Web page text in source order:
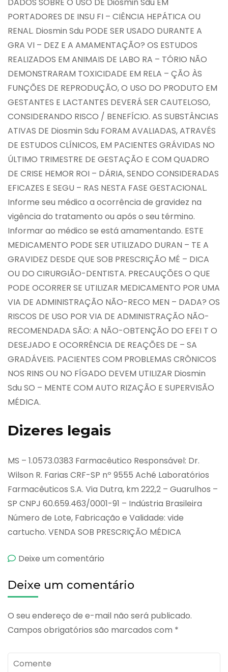
PORTADORES DE INSU FI – CIÊNCIA HEPÁTICA OU
RENAL. Diosmin Sdu PODE SER USADO DURANTE A
GRA VI – DEZ E A AMAMENTAÇÃO? OS ESTUDOS
REALIZADOS EM ANIMAIS DE LABO RA – TÓRIO NÃO
DEMONSTRARAM TOXICIDADE EM RELA – ÇÃO ÀS
FUNÇÕES DE REPRODUÇÃO, O USO DO PRODUTO EM
GESTANTES E LACTANTES DEVERÁ SER CAUTELOSO,
CONSIDERANDO RISCO / BENEFÍCIO. AS SUBSTÂNCIAS
ATIVAS DE Diosmin Sdu FORAM AVALIADAS, ATRAVÉS
DE ESTUDOS CLÍNICOS, EM PACIENTES GRÁVIDAS NO
ÚLTIMO TRIMESTRE DE GESTAÇÃO E COM QUADRO
DE CRISE HEMOR ROI – DÁRIA, SENDO CONSIDERADAS
EFICAZES E SEGU – RAS NESTA FASE GESTACIONAL.
Informe seu médico a ocorrência de gravidez na
vigência do tratamento ou após o seu término.
Informar ao médico se está amamentando. ESTE
MEDICAMENTO PODE SER UTILIZADO DURAN – TE A
GRAVIDEZ DESDE QUE SOB PRESCRIÇÃO MÉ – DICA
OU DO CIRURGIÃO-DENTISTA. PRECAUÇÕES O QUE
PODE OCORRER SE UTILIZAR MEDICAMENTO POR UMA
VIA DE ADMINISTRAÇÃO NÃO-RECO MEN – DADA? OS
RISCOS DE USO POR VIA DE ADMINISTRAÇÃO NÃO-
RECOMENDADA SÃO: A NÃO-OBTENÇÃO DO EFEI T O
DESEJADO E OCORRÊNCIA DE REAÇÕES DE – SA
GRADÁVEIS. PACIENTES COM PROBLEMAS CRÔNICOS
NOS RINS OU NO FÍGADO DEVEM UTILIZAR Diosmin
Sdu SO – MENTE COM AUTO RIZAÇÃO E SUPERVISÃO
MÉDICA.
Dizeres legais
MS – 1.0573.0383 Farmacêutico Responsável: Dr.
Wilson R. Farias CRF-SP nº 9555 Aché Laboratórios
Farmacêuticos S.A. Via Dutra, km 222,2 – Guarulhos –
SP CNPJ 60.659.463/0001-91 – Indústria Brasileira
Número de Lote, Fabricação e Validade: vide
cartucho. VENDA SOB PRESCRIÇÃO MÉDICA
Deixe um comentário
Deixe um comentário
O seu endereço de e-mail não será publicado.
Campos obrigatórios são marcados com *
Comente